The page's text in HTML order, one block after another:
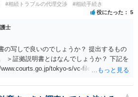
#相続トラブルの代理交渉 #相続手続き
役にたった 5
士
の写しで良いのでしょうか？ 提出するもの
＞証拠説明書とはなんでしょうか？ 下記を
tokyo-s/vc-files/tokyo-s/file/